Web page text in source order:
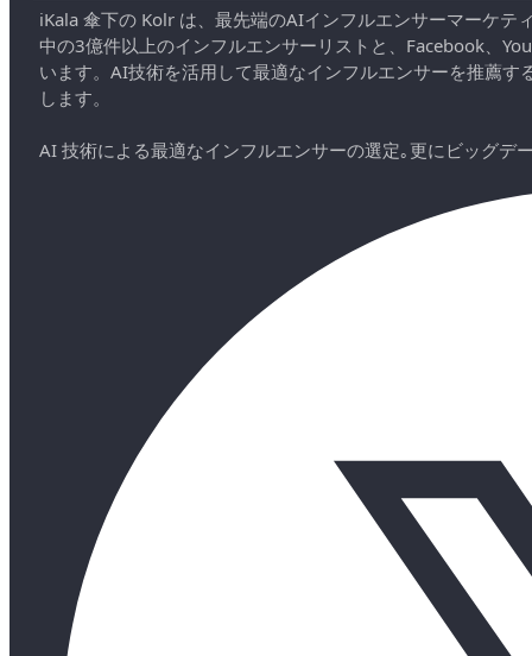
iKala 傘下の Kolr は、最先端のAIインフルエンサーマーケ
中の3億件以上のインフルエンサーリストと、Facebook、
います。AI技術を活用して最適なインフルエンサーを推薦
します。
AI 技術による最適なインフルエンサーの選定｡更にビッグデ